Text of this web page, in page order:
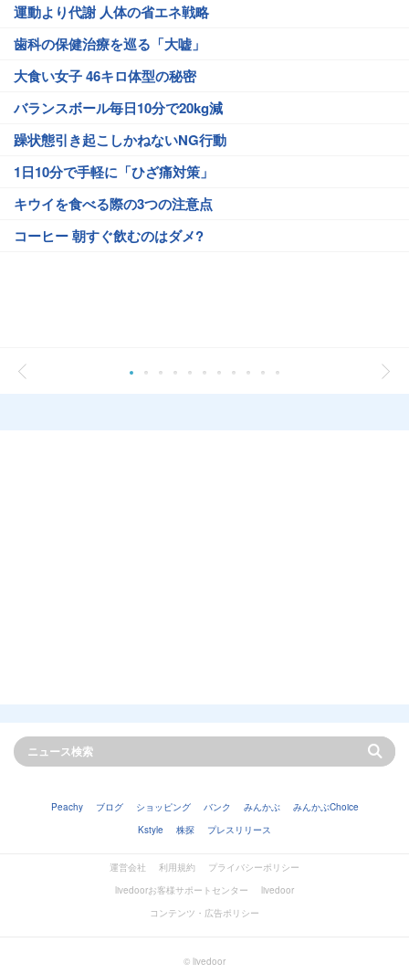
運動より代謝 人体の省エネ戦略
歯科の保健治療を巡る「大嘘」
大食い女子 46キロ体型の秘密
バランスボール毎日10分で20kg減
躁状態引き起こしかねないNG行動
1日10分で手軽に「ひざ痛対策」
キウイを食べる際の3つの注意点
コーヒー 朝すぐ飲むのはダメ?
Peachy ブログ ショッピング バンク みんかぶ
みんかぶChoice
Kstyle
株探 プレスリリース
運営会社 利用規約
プライバシーポリシー
livedoorお客様サポートセンター
livedoor
コンテンツ・広告ポリシー
© livedoor